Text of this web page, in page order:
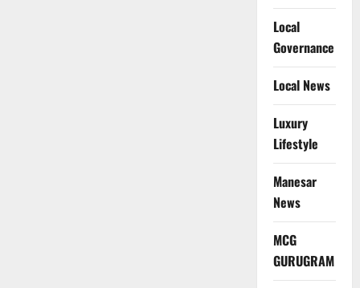
Local
Governance
Local News
Luxury
Lifestyle
Manesar
News
MCG
GURUGRAM